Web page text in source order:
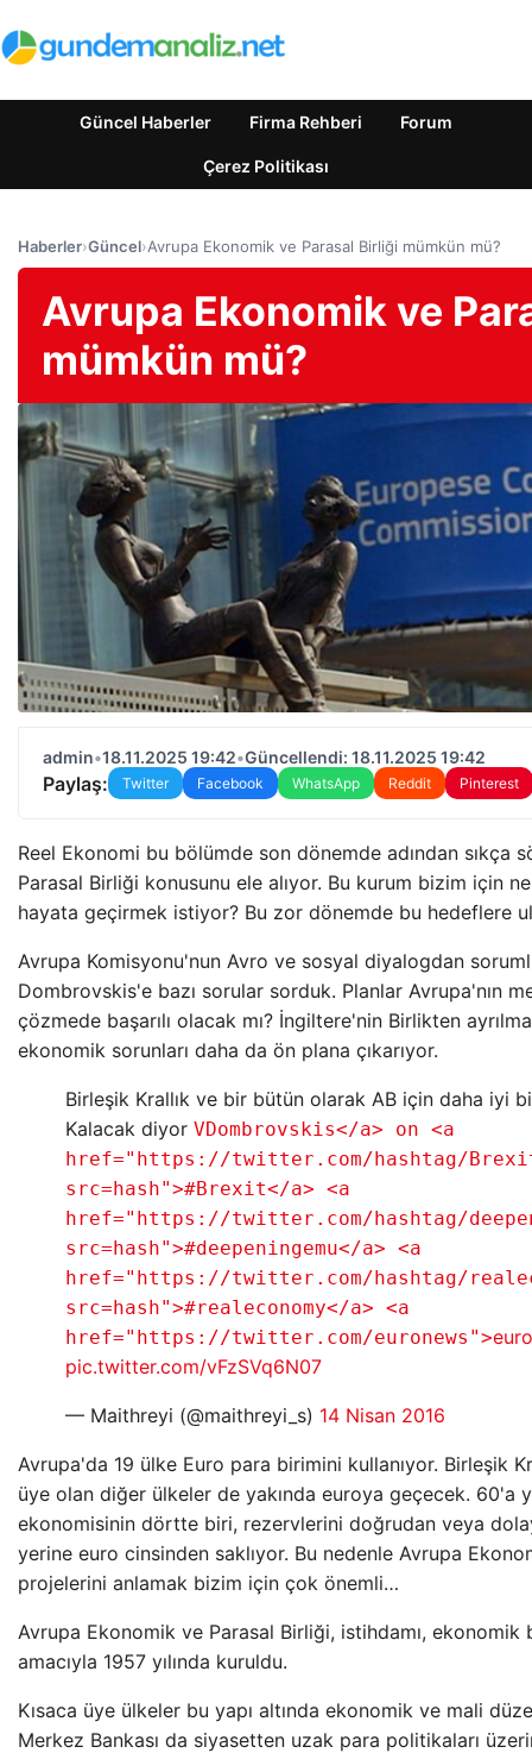
Güncel Haberler Firma Rehberi Forum
Çerez Politikası
Haberler›Güncel›Avrupa Ekonomik ve Parasal Birliği mümkün mü?
Avrupa Ekonomik ve
mümkün mü?
admin•18.11.2025 19:42•Güncellendi: 18.11.2025 19:42
Paylaş: Twitter Facebook WhatsApp Reddit Pinterest
Reel Ekonomi bu bölümde son dönemde adından sıkça
Parasal Birliği konusunu ele alıyor. Bu kurum bizim için
hayata geçirmek istiyor? Bu zor dönemde bu hedeflere
Avrupa Komisyonu'nun Avro ve sosyal diyalogdan
Dombrovskis'e bazı sorular sorduk. Planlar Avrupa'nın
çözmede başarılı olacak mı? İngiltere'nin Birlikten
ekonomik sorunları daha da ön plana çıkarıyor.
Birleşik Krallık ve bir bütün olarak AB için daha iyi
Kalacak diyor VDombrovskis</a> on <a
href="https://twitter.com/hashtag/
src=hash">#Brexit</a> <a
href="https://twitter.com/hashtag/
src=hash">#deepeningemu</a> <a
href="https://twitter.com/hashtag/
src=hash">#realeconomy</a> <a
href="https://twitter.com/euronews">
pic.twitter.com/vFzSVq6N07
— Maithreyi (@maithreyi_s) 14 Nisan 2016
Avrupa'da 19 ülke Euro para birimini kullanıyor. Birleşik
üye olan diğer ülkeler de yakında euroya geçecek. 60'a
ekonomisinin dörtte biri, rezervlerini doğrudan veya
yerine euro cinsinden saklıyor. Bu nedenle Avrupa
projelerini anlamak bizim için çok önemli…
Avrupa Ekonomik ve Parasal Birliği, istihdamı, ekonomik
amacıyla 1957 yılında kuruldu.
Kısaca üye ülkeler bu yapı altında ekonomik ve mali
Merkez Bankası da siyasetten uzak para politikaları